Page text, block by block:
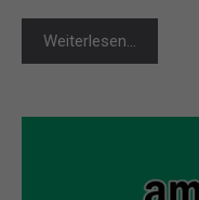
Weiterlesen…